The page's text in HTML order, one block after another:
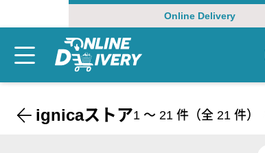
Online Delivery
ignicaストア1 〜 21 件（全 21 件）